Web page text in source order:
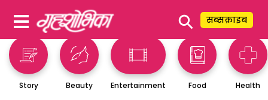
⚲ सब्सक्राइब
Story Beauty Entertainment Food Health